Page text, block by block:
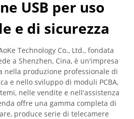
USB per uso
e di sicurezza
Technology Co., Ltd., fondata
a Shenzhen, Cina, è un'impresa
nella produzione professionale di
e nello sviluppo di moduli PCBA,
nelle vendite e nell'assistenza
offre una gamma completa di
produce serie di telecamere